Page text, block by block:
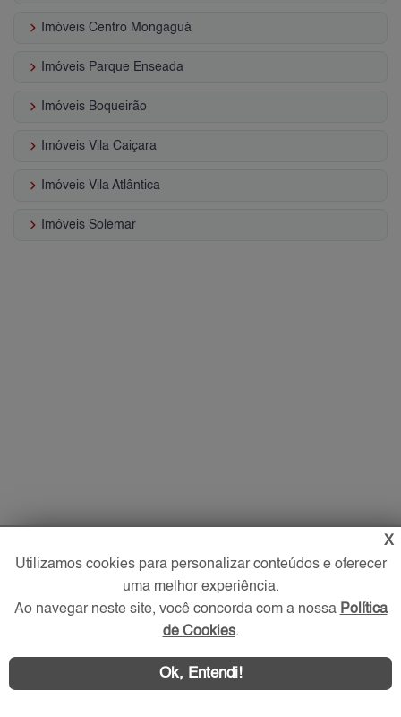
keyboard_arrow_right Imóveis Centro Mongaguá
keyboard_arrow_right Imóveis Parque Enseada
keyboard_arrow_right Imóveis Boqueirão
keyboard_arrow_right Imóveis Vila Caiçara
keyboard_arrow_right Imóveis Vila Atlântica
keyboard_arrow_right Imóveis Solemar
X
Utilizamos cookies para personalizar conteúdos e oferecer
uma melhor experiência.
Ao navegar neste site, você concorda com a nossa Política
de Cookies.
Ok, Entendi!